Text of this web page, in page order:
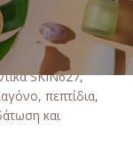
SKIN627,
πεπτίδια,
και